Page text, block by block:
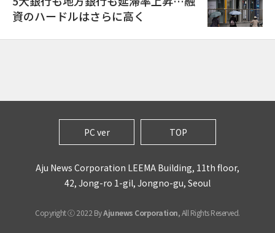
資のハードルはさらに高く
PC ver TOP
Aju News Corporation LEEMA Building, 11th floor,
42, Jong-ro 1-gil, Jongno-gu, Seoul
Copyright ⓒ 2022 ByAjunews Corporation, All Rights Reserved.